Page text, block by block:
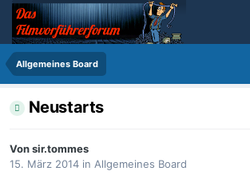
Allgemeines Board
Neustarts
Vonsir.tommes
15. März 2014 in Allgemeines Board